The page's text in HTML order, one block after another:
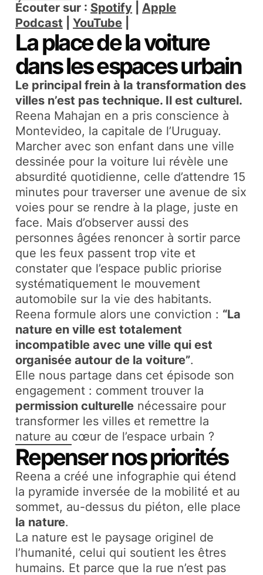
Écouter sur : Spotify |Apple
Podcast |YouTube
La place de la voiture
dans les espaces urbain
Le principal frein à la transformation des
villes n’est pas technique. Il est culturel.
Reena Mahajan en a pris conscience à
Montevideo, la capitale de l’Uruguay.
Marcher avec son enfant dans une ville
dessinée pour la voiture lui révèle une
absurdité quotidienne, celle d’attendre 15
minutes pour traverser une avenue de six
voies pour se rendre à la plage, juste en
face. Mais d’observer aussi des
personnes âgées renoncer à sortir parce
que les feux passent trop vite et
constater que l’espace public priorise
systématiquement le mouvement
automobile sur la vie des habitants.​
Reena formule alors une conviction : “La
nature en ville est totalement
incompatible avec une ville qui est
organisée autour de la voiture”.​
Elle nous partage dans cet épisode son
engagement : comment trouver la
permission culturelle nécessaire pour
transformer les villes et remettre la
nature au cœur de l’espace urbain ?
Repenser nos priorités
Reena a créé une infographie qui étend
la pyramide inversée de la mobilité et au
sommet, au-dessus du piéton, elle place
la nature.​
La nature est le paysage originel de
l’humanité, celui qui soutient les êtres
humains. Et parce que la rue n’est pas